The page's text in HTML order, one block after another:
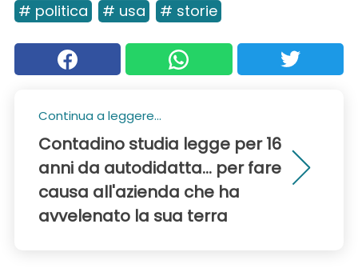
# politica # usa # storie
Continua a leggere...
Contadino studia legge per 16
anni da autodidatta... per fare
causa all'azienda che ha
avvelenato la sua terra